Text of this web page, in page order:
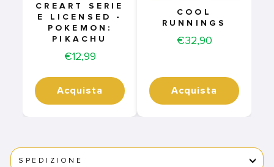
CREART SERIE
E LICENSED -
POKEMON:
PIKACHU
Price
€12,99
Acquista
COOL
RUNNINGS
Price
€32,90
Acquista
SPEDIZIONE